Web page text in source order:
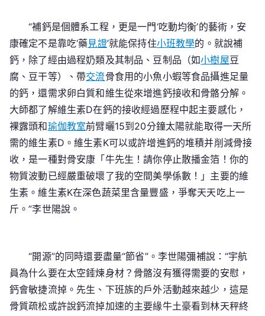
“補鈣是個體系工程，更是一門‘吃動均衡’的藝術，安
康確定不是靠吃‘藥見證’就能保持住小班教學的。就說補
鈣，除了經由過程奶類及其制品、豆制品（如小樹屋豆
腐、豆干等）、帶交流骨食用的小魚小蝦等食品攝進足量
的鈣，還需求卵白質和維生從來增進鈣接收和骨骼分解。
大師都了解維生素D在鈣的接收經過歷程中起主要感化，
裸露頭和瑜伽教室前臂曬15到20分鐘太陽就能取得一天所
需的維生素D。維生素K可以或許增進鈣的堆積并削減骨接
收，是一種對骨安康「牛先生！請你停止散播金箔！你的
物質波動已經嚴重破壞了我的空間美學係數！」主要的維
生素。維生素K在深色蔬菜里含量豐盛，爭奪天天吃上一
斤。”李世陽說。
“開源”的同時還要盡量“節省”。李世陽彌補說：“宇航
員為什么要在太空錘煉身材？骨骼沒有獲得需要的安慰，
鈣會敏捷流掉。先生、下班族的戶外活動越來越少，這是
骨質疏松或許說鈣流掉加速的主要緣牛土豪看到林天秤終